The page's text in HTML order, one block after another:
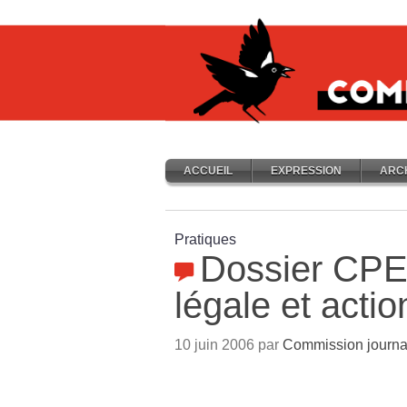
ACCUEIL EXPRESSION
Pratiques
Dossier
légale et
10 juin 2006 par Commission